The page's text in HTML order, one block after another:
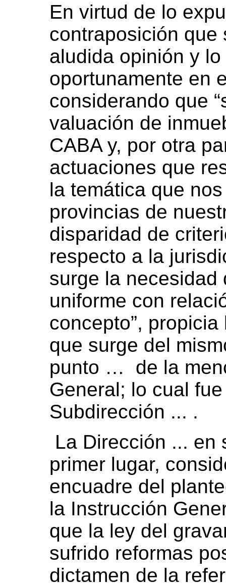
En virtud de lo
contraposición que
aludida opinión y
oportunamente en
considerando que
valuación de
CABA y, por otra
actuaciones que
la temática que
provincias de
disparidad de
respecto a la
surge la necesidad
uniforme con
concepto”,
que surge del
punto … de la
General; lo cual
Subdirección ... .
La Dirección ... en
primer lugar,
encuadre del
la Instrucción
que la ley del
sufrido reformas
dictamen de la